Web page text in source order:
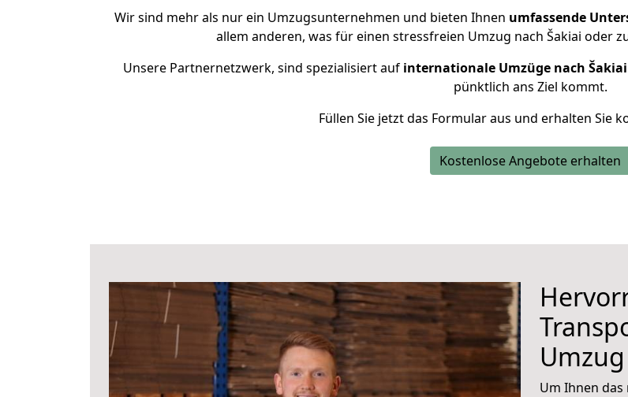
Wir sind mehr als nur ein Umzugsunternehmen und bieten Ihnen umfassende
allem anderen, was für einen stressfreien Umzug nach Šakiai oder
Unsere Partnernetzwerk, sind spezialisiert auf internationale Umzüge nach Šakiai
pünktlich ans Ziel kommt.
Füllen Sie jetzt das Formular aus und erhalten Sie
Kostenlose Angebote erhalten
Um Ihnen